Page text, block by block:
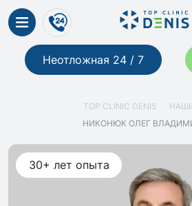
Неотложная 24 / 7
TOP CLINIC DENIS
НИКОНЮК ОЛЕГ
30+ лет опыта